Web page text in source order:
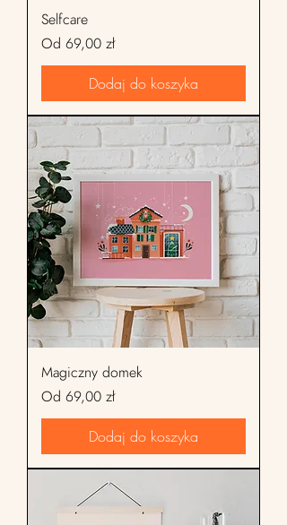
Selfcare
Od 69,00 zł
Cena rabatowa
Dodaj do koszyka
Magiczny domek
Od 69,00 zł
Cena rabatowa
Dodaj do koszyka